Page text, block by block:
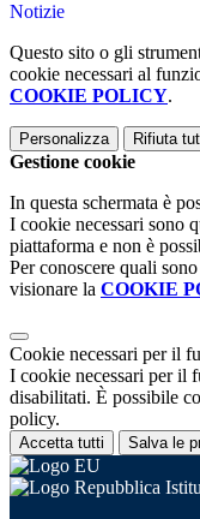
Notizie
Questo sito o gli
cookie necessari al
COOKIE POLICY.
Personalizza Rifiuta
Gestione cookie
In questa schermata è
I cookie necessari sono
piattaforma e non è
Per conoscere quali
visionare la COOKIE
Cookie necessari per il
I cookie necessari per il
disabilitati. È possibile
policy.
Accetta tutti Salva le